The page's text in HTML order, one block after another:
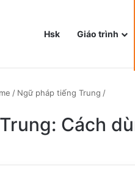
Hsk Giáo trình
/ Ngữ pháp tiếng Trung /
Cách